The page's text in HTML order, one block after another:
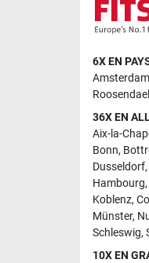
6X EN
Amsterdam
Roosendael
36X EN
Aix-la-
Bonn,
Dusseldorf,
Hambourg,
Koblenz,
Münster,
Schleswig,
10X EN